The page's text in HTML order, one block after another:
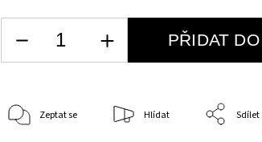
PŘIDAT
Zeptat se Hlídat Sdílet